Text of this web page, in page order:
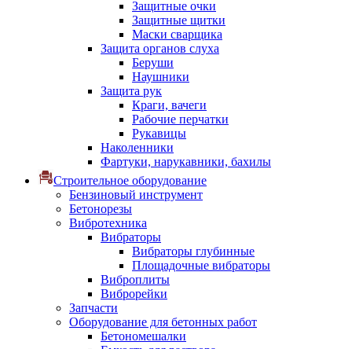
Защитные очки
Защитные щитки
Маски сварщика
Защита органов слуха
Беруши
Наушники
Защита рук
Краги, вачеги
Рабочие перчатки
Рукавицы
Наколенники
Фартуки, нарукавники, бахилы
Строительное оборудование
Бензиновый инструмент
Бетонорезы
Вибротехника
Вибраторы
Вибраторы глубинные
Площадочные вибраторы
Виброплиты
Виброрейки
Запчасти
Оборудование для бетонных работ
Бетономешалки